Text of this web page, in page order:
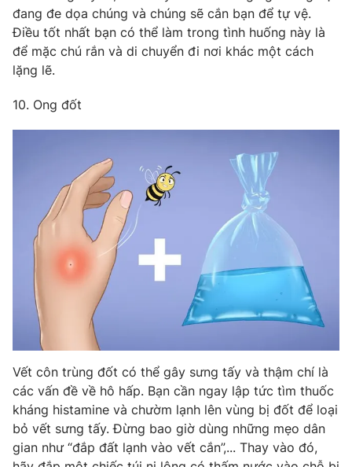
đang đe dọa chúng và chúng sẽ cắn bạn để tự vệ.
Điều tốt nhất bạn có thể làm trong tình huống này là
để mặc chú rắn và di chuyển đi nơi khác một cách
lặng lẽ.
10. Ong đốt
Vết côn trùng đốt có thể gây sưng tấy và thậm chí là
các vấn đề về hô hấp. Bạn cần ngay lập tức tìm thuốc
kháng histamine và chườm lạnh lên vùng bị đốt để loại
bỏ vết sưng tấy. Đừng bao giờ dùng những mẹo dân
gian như “đắp đất lạnh vào vết cắn”,... Thay vào đó,